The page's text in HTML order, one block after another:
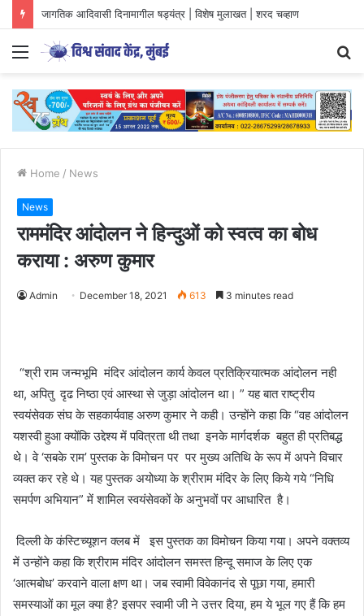
जागतिक आदिवासी दिनामागील षड्यंत्र | विशेष मुलाखत | शरद चव्हाण
Menu
Home / News
News
राममंदिर आंदोलन ने हिन्दुओं को स्वत्व का बोध
कराया : अरुण कुमार
Admin December 18, 2021 613 3 minutes read
“श्री राम जन्मभूमि मंदिर आंदोलन कार्य केवल प्रतिक्रियात्मक आंदोलन नही
था, अपितु दृढ निष्ठा एवं आस्था से जुड़ा आंदोलन था। ” यह बात राष्ट्रीय
स्वयंसेवक संघ के सहकार्यवाह अरुण कुमार ने कही। उन्होंने कहा कि “वह आंदोलन
यशस्वी हुआ क्योंकि उद्देश्य में पवित्रता थी तथा इनके मार्गदर्शक बहुत ही प्रतिबद्ध
थे। वे ‘सबके राम’ पुस्तक के विमोचन पर पर मुख्य अतिथि के रूप में अपने विचार
व्यक्त कर रहे थे। यह पुस्तक अयोध्या के श्रीराम मंदिर के लिए किये गये “निधि
समर्पण अभियान” में शामिल स्वयंसेवकों के अनुभवों पर आधारित है।
दिल्ली के कंस्टिच्यूशन क्लब में इस पुस्तक का विमोचन किया गया। अपने वक्तव्य
में उन्होंने कहा कि श्रीराम मंदिर आंदोलन समस्त हिन्दू समाज के लिए एक
‘आत्मबोध’ करवाने वाला क्षण था। जब स्वामी विवेकानंद से पूछा गया, हमारी
समस्याओं का मूल क्या है? इसपर स्वामी जी ने उत्तर दिया, हम ये भूल गए हैं कि हम